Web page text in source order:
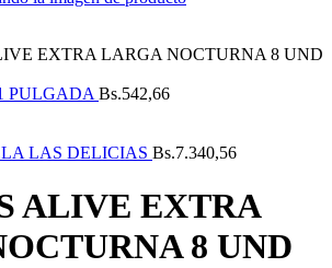
EXTRA LARGA NOCTURNA 8 UND
PULGADA Bs.542,66
LAS DELICIAS Bs.7.340,56
ALIVE EXTRA
8 UND